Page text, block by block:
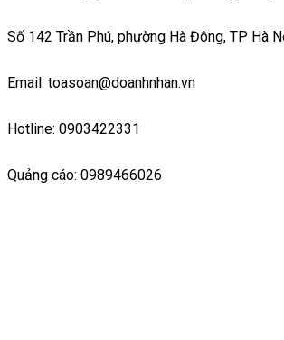
Số 142 Trần Phú, phường Hà Đông, TP Hà
Email: toasoan@doanhnhan.vn
Hotline: 0903422331
Quảng cáo: 0989466026